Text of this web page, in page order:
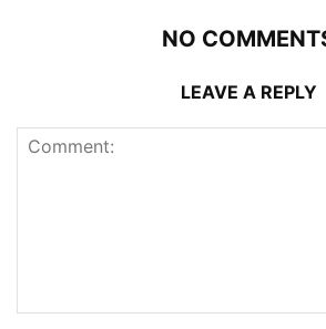
NO
LEAVE A REPLY